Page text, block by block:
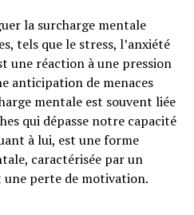
la surcharge mentale
tels que le stress, l’anxiété
une réaction à une pression
anticipation de menaces
mentale est souvent liée
qui dépasse notre capacité
à lui, est une forme
caractérisée par un
perte de motivation.